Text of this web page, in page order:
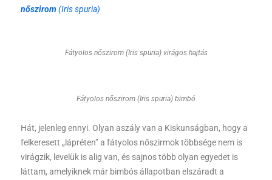
nőszirom(Iris spuria)
Fátyolos nőszirom (Iris spuria) virágos hajtás
Fátyolos nőszirom (Iris spuria) bimbó
Hát, jelenleg ennyi. Olyan aszály van a Kiskunságban, hogy a
felkeresett „lápréten” a fátyolos nőszirmok többsége nem is
virágzik, levelük is alig van, és sajnos több olyan egyedet is
láttam, amelyiknek már bimbós állapotban elszáradt a